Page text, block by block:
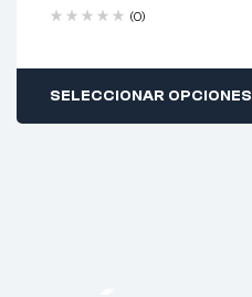
(0)
SELECCIONAR OPCIONES